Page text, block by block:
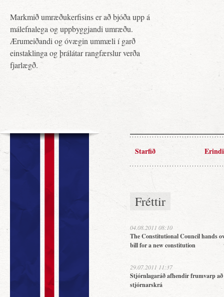
Markmið umræðukerfisins er að bjóða upp á
málefnalega og uppbyggjandi umræðu.
Ærumeiðandi og óvægin ummæli í garð
einstaklinga og þrálátar rangfærslur verða
fjarlægð.
Starfið Erindi
Fréttir
04.08.2011 08:10
The Constitutional Council hands
bill for a new constitution
29.07.2011 11:37
Stjórnlagaráð afhendir frumvarp
stjórnarskrá